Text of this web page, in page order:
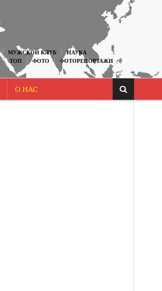
МУЖСКОЙ КЛУБ
НАУКА
ТОП ФОТО
ФОТОРЕПОРТАЖИ
О НАС